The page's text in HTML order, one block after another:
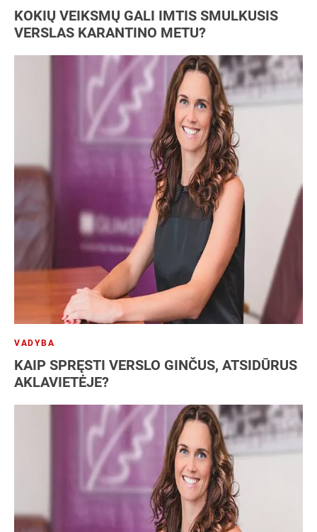
KOKIŲ VEIKSMŲ GALI IMTIS SMULKUSIS
VERSLAS KARANTINO METU?
VADYBA
KAIP SPRĘSTI VERSLO GINČUS, ATSIDŪRUS
AKLAVIETĖJE?